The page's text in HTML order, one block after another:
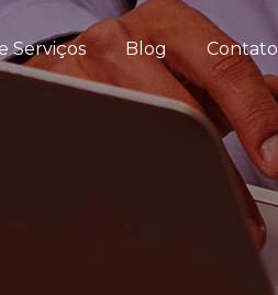
Serviços Blog Contato